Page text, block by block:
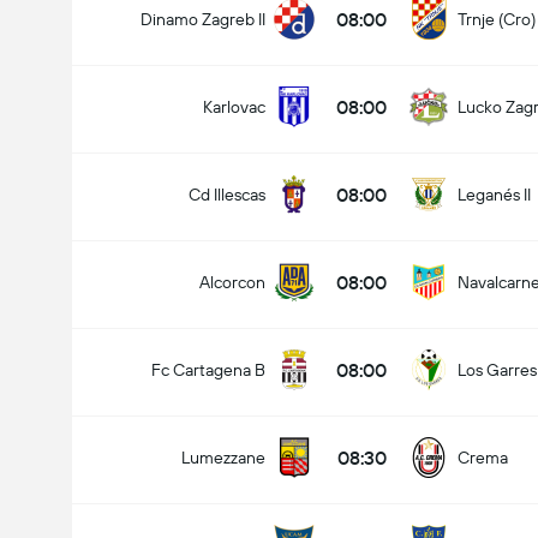
Dinamo Zagreb II 08:00 Trnje (Cro)
Karlovac 08:00 Lucko
Cd Illescas 08:00 Leganés II
Alcorcon 08:00
Fc Cartagena B 08:00 Los Garres
Lumezzane 08:30 Crema